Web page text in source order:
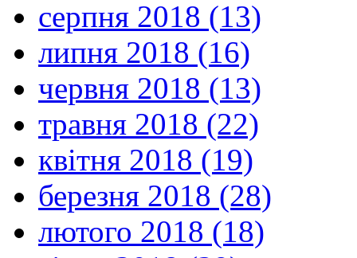
серпня 2018 (13)
липня 2018 (16)
червня 2018 (13)
травня 2018 (22)
квітня 2018 (19)
березня 2018 (28)
лютого 2018 (18)